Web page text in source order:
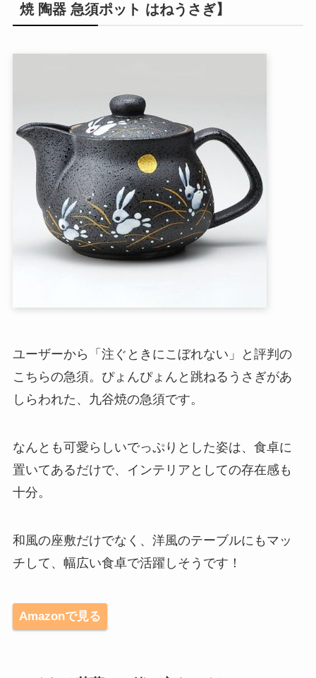
焼 陶器 急須ポット はねうさぎ】
ユーザーから「注ぐときにこぼれない」と評判の
こちらの急須。ぴょんぴょんと跳ねるうさぎがあ
しらわれた、九谷焼の急須です。
なんとも可愛らしいでっぷりとした姿は、食卓に
置いてあるだけで、インテリアとしての存在感も
十分。
和風の座敷だけでなく、洋風のテーブルにもマッ
チして、幅広い食卓で活躍しそうです！
Amazonで見る